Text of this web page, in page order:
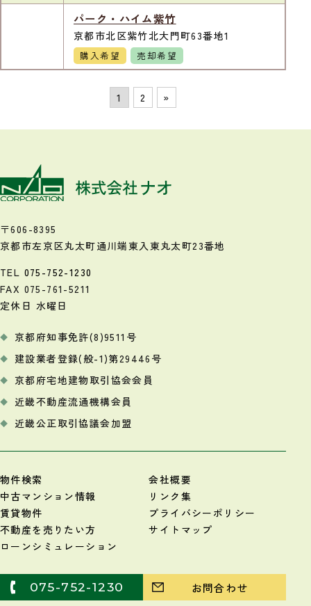
パーク・ハイム紫竹
京都市北区紫竹北大門町63番地1
購入希望 売却希望
1 2 »
〒606-8395
京都市左京区丸太町通川端東入 東丸太町23番地
TEL 075-752-1230
FAX 075-761-5211
定休日 水曜日
京都府知事免許(8)9511号
建設業者登録(般-1)第29446号
京都府宅地建物取引協会会員
近畿不動産流通機構会員
近畿公正取引協議会加盟
物件検索
中古マンション情報
賃貸物件
不動産を売りたい方
ローンシミュレーション
会社概要
リンク集
プライバシーポリシー
サイトマップ
075-752-1230 お問合わせ